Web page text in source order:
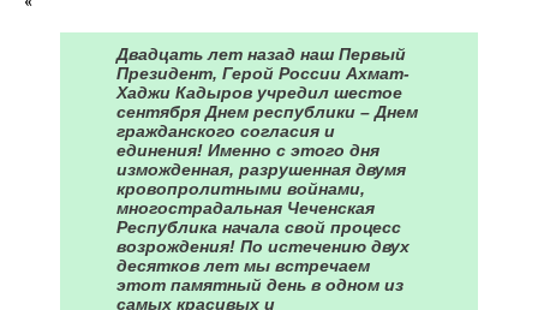
Двадцать лет назад наш Первый
Президент, Герой России Ахмат-
Хаджи Кадыров учредил шестое
сентября Днем республики – Днем
гражданского согласия и
единения! Именно с этого дня
изможденная, разрушенная двумя
кровопролитными войнами,
многострадальная Чеченская
Республика начала свой процесс
возрождения! По истечению двух
десятков лет мы встречаем
этот памятный день в одном из
самых красивых и